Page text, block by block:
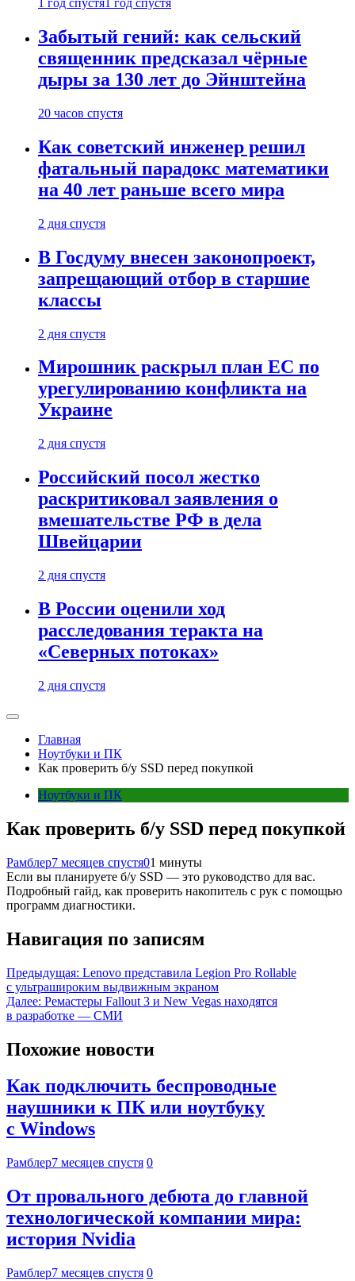
1 год спустя 1 год спустя
Забытый гений: как сельский
священник предсказал чёрные
дыры за 130 лет до Эйнштейна
20 часов спустя
Как советский инженер решил
фатальный парадокс математики
на 40 лет раньше всего мира
2 дня спустя
В Госдуму внесен законопроект,
запрещающий отбор в старшие
классы
2 дня спустя
Мирошник раскрыл план ЕС по
урегулированию конфликта на
Украине
2 дня спустя
Российский посол жестко
раскритиковал заявления о
вмешательстве РФ в дела
Швейцарии
2 дня спустя
В России оценили ход
расследования теракта на
«Северных потоках»
2 дня спустя
Главная
Ноутбуки и ПК
Как проверить б/у SSD перед покупкой
Ноутбуки и ПК
Как проверить б/у SSD перед покупкой
Рамблер7 месяцев спустя01 минуты
Если вы планируете б/у SSD — это руководство для вас.
Подробный гайд, как проверить накопитель с рук с помощью
программ диагностики.
Навигация по записям
Предыдущая: Lenovo представила Legion Pro Rollable
с ультрашироким выдвижным экраном
Далее: Ремастеры Fallout 3 и New Vegas находятся
в разработке — СМИ
Похожие новости
Как подключить беспроводные
наушники к ПК или ноутбуку
с Windows
Рамблер7 месяцев спустя 0
От провального дебюта до главной
технологической компании мира:
история Nvidia
Рамблер7 месяцев спустя 0